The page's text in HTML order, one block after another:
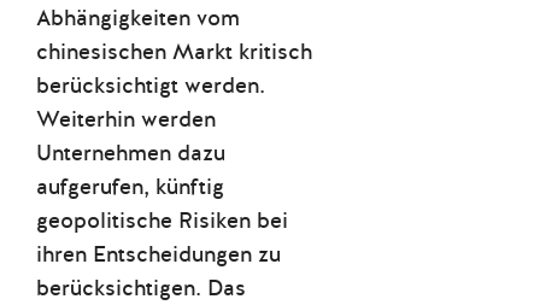
Abhängigkeiten vom
chinesischen Markt kritisch
berücksichtigt werden.
Weiterhin werden
Unternehmen dazu
aufgerufen, künftig
geopolitische Risiken bei
ihren Entscheidungen zu
berücksichtigen. Das